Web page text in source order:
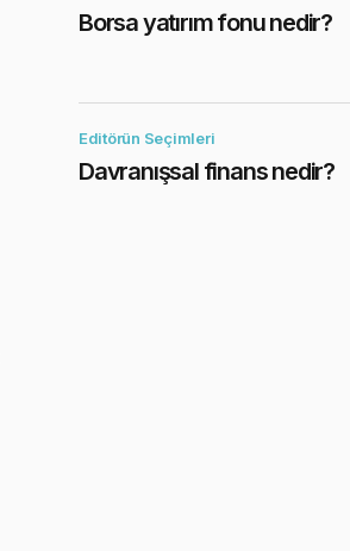
Borsa yatırım fonu nedir?
Editörün Seçimleri
Davranışsal finans nedir?